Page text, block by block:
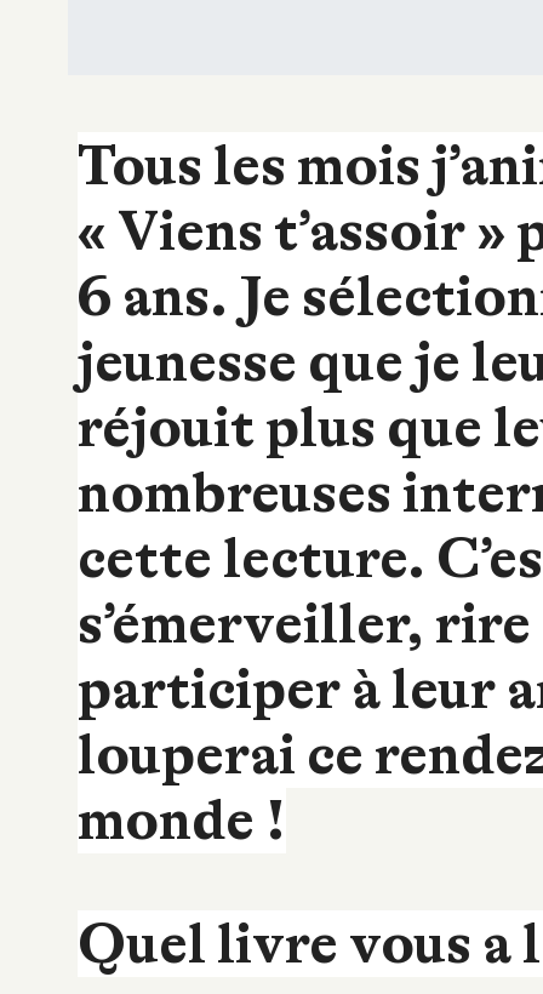
Tous les mois
« Viens t’assoir »
6 ans. Je
jeunesse que je
réjouit plus que
nombreuses
cette lecture.
s’émerveiller,
participer à leur
louperai ce
monde !
Quel livre vous a